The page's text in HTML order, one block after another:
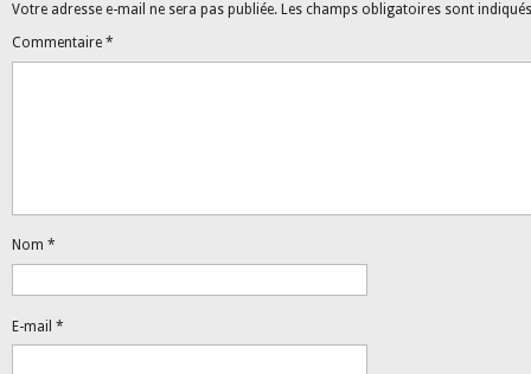
Votre adresse e-mail ne sera pas publiée. Les champs obligatoires sont
Commentaire *
Nom *
E-mail *